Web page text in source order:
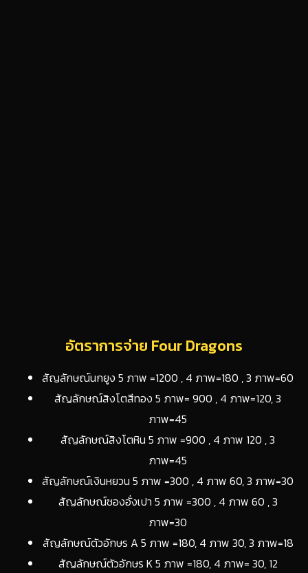
อัตราการจ่าย Four Dragons
สัญลักษณ์นกยูง 5 ภาพ =1200 , 4 ภาพ=180 , 3 ภาพ=60
สัญลักษณ์สิงโตสีทอง 5 ภาพ= 900 , 4 ภาพ=120, 3
ภาพ=45
สัญลักษณ์สิงโตหิน 5 ภาพ =900 , 4 ภาพ 120 , 3
ภาพ=45
สัญลักษณ์เงินหยวน 5 ภาพ =300 , 4 ภาพ 60, 3 ภาพ=30
สัญลักษณ์ซองอั่งเปา 5 ภาพ =300 , 4 ภาพ 60 , 3
ภาพ=30
สัญลักษณ์ตัวอักษร A 5 ภาพ =180, 4 ภาพ 30, 3 ภาพ=18
สัญลักษณ์ตัวอักษร K 5 ภาพ =180, 4 ภาพ= 30, 12